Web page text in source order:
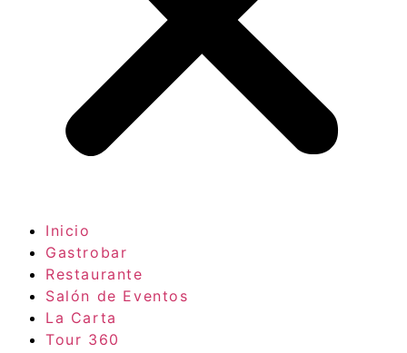
Inicio
Gastrobar
Restaurante
Salón de Eventos
La Carta
Tour 360